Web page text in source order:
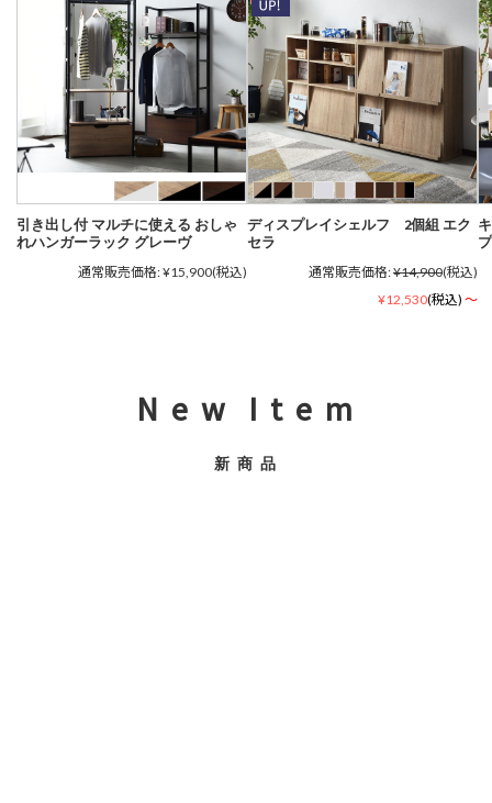
引き出し付 マルチに使える おしゃ
れハンガーラック グレーヴ
通常販売価格:¥15,900(税込)
ディスプレイシェルフ 2個組 エク
セラ
通常販売価格:¥14,900(税込)
¥12,530(税込) ～
N e w I t e m
新 商 品